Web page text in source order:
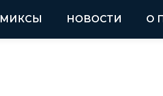
МИКСЫ НОВОСТИ О